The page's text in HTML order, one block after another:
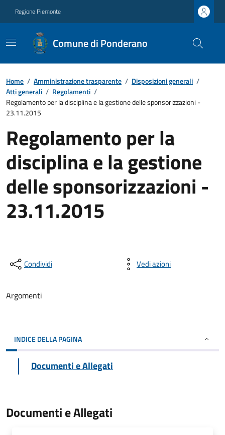
Regione Piemonte
Comune di Ponderano
Home / Amministrazione trasparente / Disposizioni generali /
Atti generali / Regolamenti /
Regolamento per la disciplina e la gestione delle sponsorizzazioni -
23.11.2015
Regolamento per la
disciplina e la gestione
delle sponsorizzazioni -
23.11.2015
Condividi Vedi azioni
Argomenti
INDICE DELLA PAGINA
Documenti e Allegati
Documenti e Allegati